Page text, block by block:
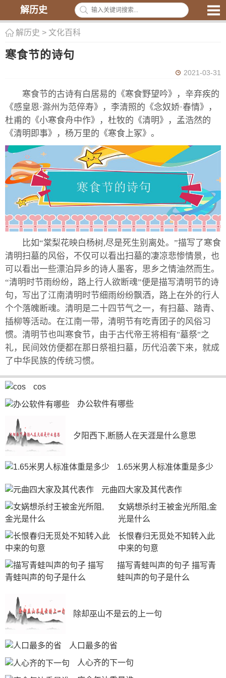
解历史
解历史 > 文化百科
寒食节的诗句
2021-03-31
寒食节的古诗有白居易的《寒食野望吟》，辛弃疾的
《感皇恩·滁州为范倅寿》，李清照的《念奴娇·春情》，
杜甫的《小寒食舟中作》，杜牧的《清明》，孟浩然的
《清明即事》，杨万里的《寒食上冢》。
比如“棠梨花映白杨树,尽是死生别离处。”描写了寒食
清明扫墓的风俗，不仅可以看出扫墓的凄凉悲惨情景，也
可以看出一些漂泊异乡的诗人墨客，思乡之情油然而生。
“清明时节雨纷纷，路上行人欲断魂”便是描写清明节的诗
句，写出了江南清明时节细雨纷纷飘洒，路上在外的行人
个个落魄断魂。清明是二十四节气之一，有扫墓、踏青、
插柳等活动。在江南一带，清明节有吃青团子的风俗习
惯。清明节也叫寒食节，由于古代帝王将相有"墓祭"之
礼，民间效仿便都在那日祭祖扫墓，历代沿袭下来，就成
了中华民族的传统习惯。
cos
办公软件有哪些
夕阳西下,断肠人在天涯是什么意思
1.65米男人标准体重是多少
元曲四大家及其代表作
女娲想杀纣王被金光所阻,金
光是什么
长恨春归无觅处不知转入此
中来的句意
描写青蛙叫声的句子 描写青
蛙叫声的句子是什么
除却巫山不是云的上一句
人口最多的省
人心齐的下一句